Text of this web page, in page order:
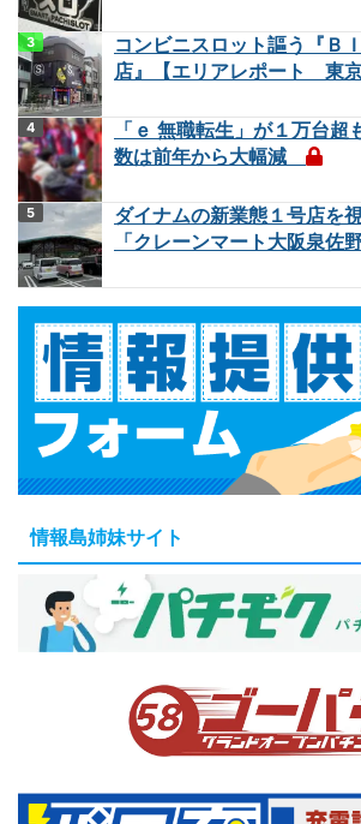
コンビニスロット謳う『Ｂ
店』【エリアレポート 東
「ｅ 無職転生」が１万台超
数は前年から大幅減
ダイナムの新業態１号店を
「クレーンマート大阪泉佐
情報島姉妹サイト